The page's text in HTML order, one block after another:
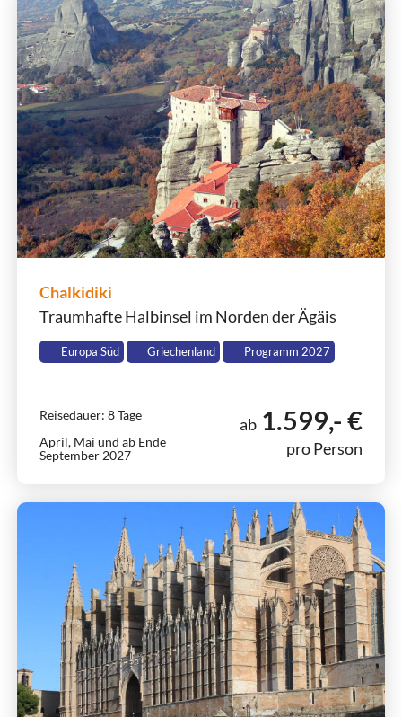
Chalkidiki
Traumhafte Halbinsel im Norden der Ägäis
Europa Süd Griechenland Programm 2027
Reisedauer: 8 Tage
April, Mai und ab Ende
September 2027
ab 1.599,- €
pro Person